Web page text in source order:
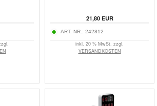
21,80EUR
ART. NR.: 242812
inkl. 20 % MwSt. zzgl.
VERSANDKOSTEN